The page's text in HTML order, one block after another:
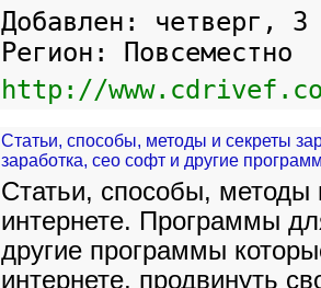
Добавлен: четверг,
Регион: Повсеместно
http://
Статьи, способы, методы и секреты
заработка, сео софт и другие
Статьи, способы, методы
интернете. Программы
другие программы
интернете, продвинуть